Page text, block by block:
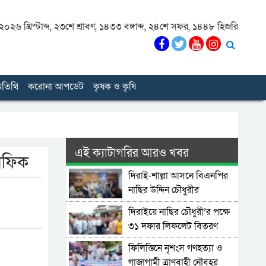
খ্রিস্টাব্দ, ২৩শে শ্রাবণ, ১৪৩৩ বঙ্গাব্দ, ২৪শে সফর, ১৪৪৮ হিজরি
করোনা আপডেট কৃষক ও কৃষি
এই ক্যাটাগরির আরও খবর
দিরাই-শাল্লা আসনে বিএনপির
নাছির উদ্দিন চৌধুরীর
মনোনয়নপত্র সংগ্রহ
দিরাইয়ে নাছির চৌধুরী’র পক্ষে
৩১ দফার লিফলেট বিতরণ
ফিলিস্তিনে নৃশংস গণহত্যা ও
গাজাগামী ত্রাণবাহী নৌবহর